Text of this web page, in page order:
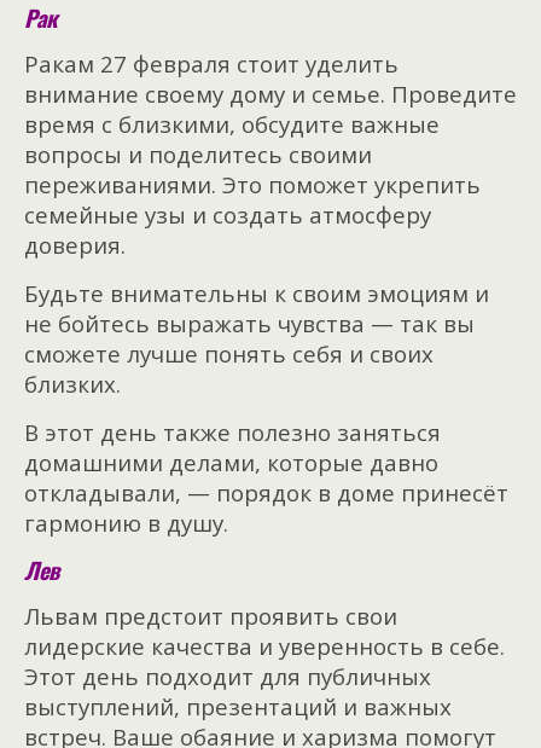
Рак
Ракам 27 февраля стоит уделить
внимание своему дому и семье. Проведите
время с близкими, обсудите важные
вопросы и поделитесь своими
переживаниями. Это поможет укрепить
семейные узы и создать атмосферу
доверия.
Будьте внимательны к своим эмоциям и
не бойтесь выражать чувства — так вы
сможете лучше понять себя и своих
близких.
В этот день также полезно заняться
домашними делами, которые давно
откладывали, — порядок в доме принесёт
гармонию в душу.
Лев
Львам предстоит проявить свои
лидерские качества и уверенность в себе.
Этот день подходит для публичных
выступлений, презентаций и важных
встреч. Ваше обаяние и харизма помогут